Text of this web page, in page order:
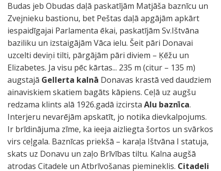
Budas jeb Obudas daļā paskatījām Matjāša baznīcu un
Zvejnieku bastionu, bet Peštas daļā apgājām apkārt
iespaidīgajai Parlamenta ēkai, paskatījām Sv.Ištvāna
baziliku un izstaigājām Vāca ielu. Šeit pāri Donavai
uzcelti deviņi tilti, pārgājām pāri diviem – Ķēžu un
Elizabetes. Ja visu pēc kārtas... 235 m (citur – 135 m)
augstajā Gellerta kalnā Donavas krastā ved daudziem
ainaviskiem skatiem bagāts kāpiens. Ceļā uz augšu
redzama klints alā 1926.gadā izcirsta Alu baznīca.
Interjeru nevarējām apskatīt, jo notika dievkalpojums.
Ir brīdinājuma zīme, ka ieeja aizliegta šortos un svārkos
virs ceļgala. Baznīcas priekšā – karaļa Ištvāna I statuja,
skats uz Donavu un zaļo Brīvības tiltu. Kalna augšā
atrodas Citadele un Atbrīvošanas piemineklis. Citadeli